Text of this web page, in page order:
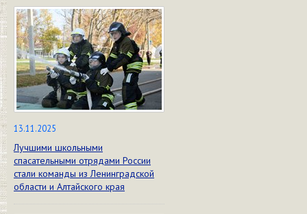
13.11.2025
Лучшими школьными
спасательными отрядами России
стали команды из Ленинградской
области и Алтайского края